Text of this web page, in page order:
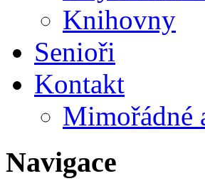
Knihovny
Senioři
Kontakt
Mimořádné
Navigace